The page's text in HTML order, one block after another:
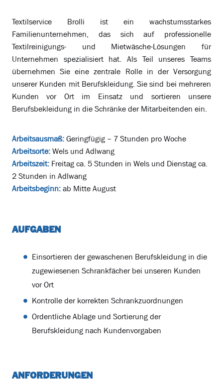
Textilservice Brolli ist ein wachstumsstarkes
Familienunternehmen, das sich auf professionelle
Textilreinigungs- und Mietwäsche-Lösungen für
Unternehmen spezialisiert hat. Als Teil unseres Teams
übernehmen Sie eine zentrale Rolle in der Versorgung
unserer Kunden mit Berufskleidung. Sie sind bei mehreren
Kunden vor Ort im Einsatz und sortieren unsere
Berufsbekleidung in die Schränke der Mitarbeitenden ein.
Arbeitsausmaß:Geringfügig – 7 Stunden pro Woche
Arbeitsorte:Wels und Adlwang
Arbeitszeit: Freitag ca. 5 Stunden in Wels und Dienstag ca.
2 Stunden in Adlwang
Arbeitsbeginn:ab Mitte August
AUFGABEN
Einsortieren der gewaschenen Berufskleidung in die
zugewiesenen Schrankfächer bei unseren Kunden
vor Ort
Kontrolle der korrekten Schrankzuordnungen
Ordentliche Ablage und Sortierung der
Berufskleidung nach Kundenvorgaben
ANFORDERUNGEN